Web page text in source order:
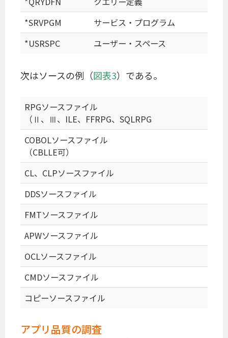
*SRVPGM
サービス・プログラム
*USRSPC
ユーザー・スペース
次はソースの例（図表3）である。
RPGソースファイル
（Ⅱ、Ⅲ、ILE、FFRPG、SQLRPG
COBOLソースファイル
（CBLLE可）
CL、CLPソースファイル
DDSソースファイル
FMTソースファイル
APWソースファイル
OCLソースファイル
CMDソースファイル
コピーソースファイル
アプリ品質の調査